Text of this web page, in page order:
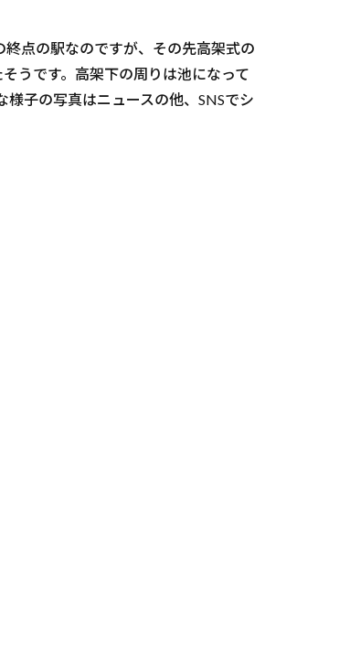
点の駅なのですが、その先高架式の
うです。高架下の周りは池になって
子の写真はニュースの他、SNSでシ